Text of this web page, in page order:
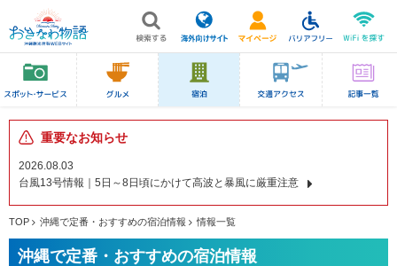
重要なお知らせ
2026.08.03
台風13号情報｜5日～8日頃にかけて高波と暴風に厳重注意
TOP 沖縄で定番・おすすめの宿泊情報 情報一覧
沖縄で定番・おすすめの宿泊情報